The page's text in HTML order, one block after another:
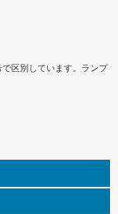
区別しています。ランプ